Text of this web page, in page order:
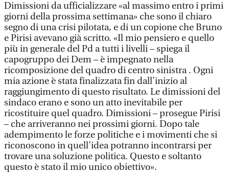
Dimissioni da ufficializzare «al massimo entro i primi
giorni della prossima settimana» che sono il chiaro
segno di una crisi pilotata, e di un copione che Bruno
e Pirisi avevano già scritto. «Il mio pensiero e quello
più in generale del Pd a tutti i livelli – spiega il
capogruppo dei Dem – è impegnato nella
ricomposizione del quadro di centro sinistra . Ogni
mia azione è stata finalizzata fin dall’inizio al
raggiungimento di questo risultato. Le dimissioni del
sindaco erano e sono un atto inevitabile per
ricostituire quel quadro. Dimissioni – prosegue Pirisi
– che arriveranno nei prossimi giorni. Dopo tale
adempimento le forze politiche e i movimenti che si
riconoscono in quell’idea potranno incontrarsi per
trovare una soluzione politica. Questo e soltanto
questo è stato il mio unico obiettivo».